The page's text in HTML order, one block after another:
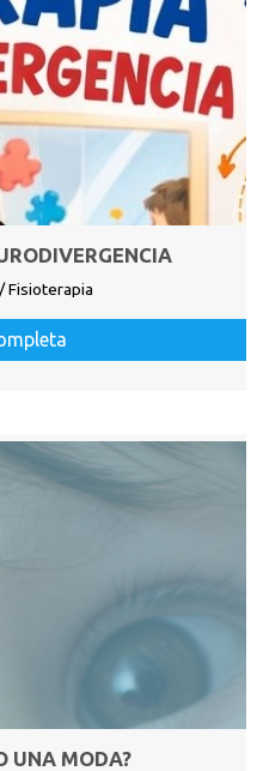
Fisioterapia
UNA MODA?